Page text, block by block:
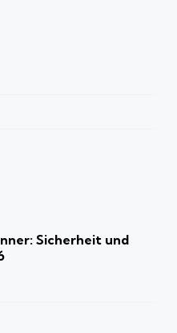
Sicherheit und